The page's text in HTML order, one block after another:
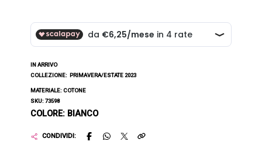
IN ARRIVO
COLLEZIONE: PRIMAVERA/ESTATE 2023
MATERIALE: COTONE
SKU: 73598
COLORE: BIANCO
CONDIVIDI: